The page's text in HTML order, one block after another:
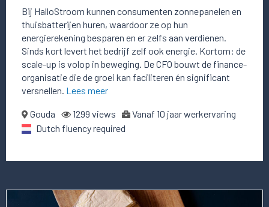
Bij HalloStroom kunnen consumenten zonnepanelen en
thuisbatterijen huren, waardoor ze op hun
energierekening besparen en er zelfs aan verdienen.
Sinds kort levert het bedrijf zelf ook energie. Kortom: de
scale-up is volop in beweging. De CFO bouwt de finance-
organisatie die de groei kan faciliteren én significant
versnellen. Lees meer
Gouda 1299 views
Vanaf 10 jaar werkervaring
Dutch fluency required